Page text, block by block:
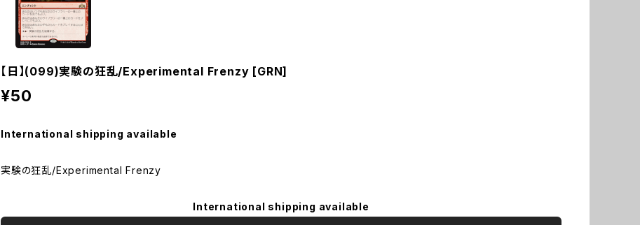
【日】(099)実験の狂乱/Experimental Frenzy [GRN]
¥50
International shipping available
実験の狂乱/Experimental Frenzy
International shipping available